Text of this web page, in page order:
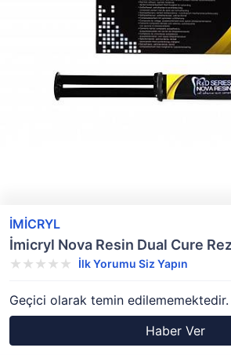
İMİCRYL
İmicryl Nova Resin Dual Cure
İlk Yorumu Siz Yapın
Geçici olarak temin
Haber Ver